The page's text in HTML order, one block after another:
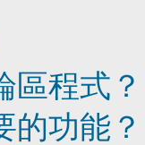
區程式？
的功能？